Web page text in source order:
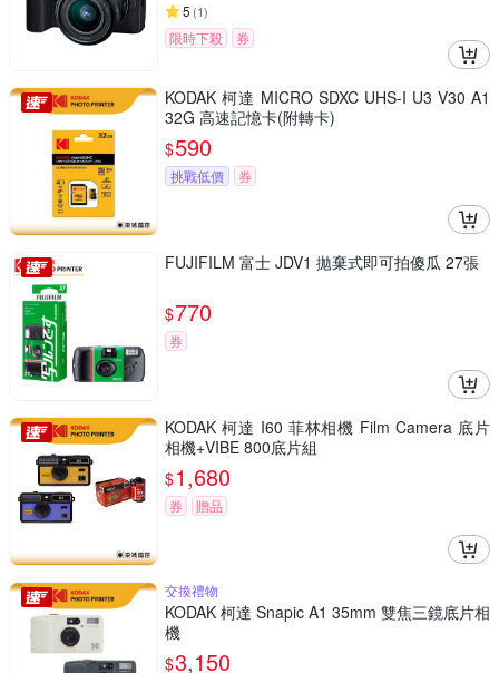
5 (1)
限時下殺 券
KODAK 柯達 MICRO SDXC UHS-I U3 V30 A1
32G 高速記憶卡(附轉卡)
$590
挑戰低價 券
FUJIFILM 富士 JDV1 拋棄式即可拍傻瓜 27張
$770
券
KODAK 柯達 I60 菲林相機 Film Camera 底片
相機+VIBE 800底片組
$1,680
券 贈品
交換禮物
KODAK 柯達 Snapic A1 35mm 雙焦三鏡底片相
機
$3,150